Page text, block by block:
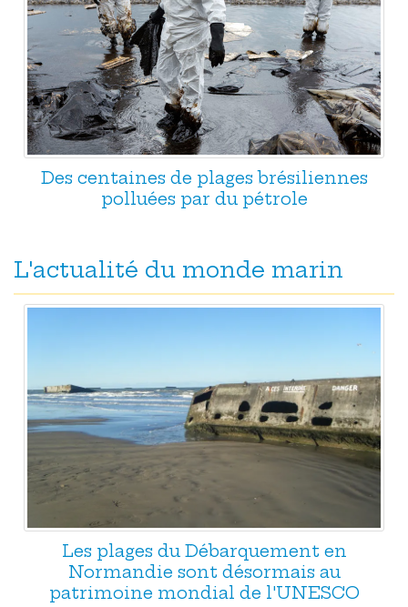
Des centaines de plages brésiliennes
polluées par du pétrole
L'actualité du monde marin
Les plages du Débarquement en
Normandie sont désormais au
patrimoine mondial de l'UNESCO